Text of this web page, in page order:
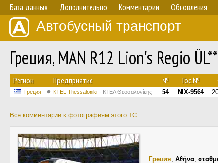
База данных Дополнительно Комментарии Обновления
Автобусный транспорт
Греция, MAN R12 Lion's Regio
Регион Предприятие № Гос.№
Греция KTEL Thessaloniki ΚΤΕΛ Θεσσαλονίκης 54 NIX-9564
Все комментарии к фотографиям этого ТС
Греция, Αθήνα,